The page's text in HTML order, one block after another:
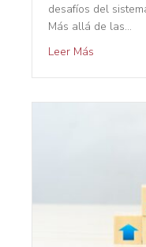
desafíos del
Más allá de las…
Leer Más